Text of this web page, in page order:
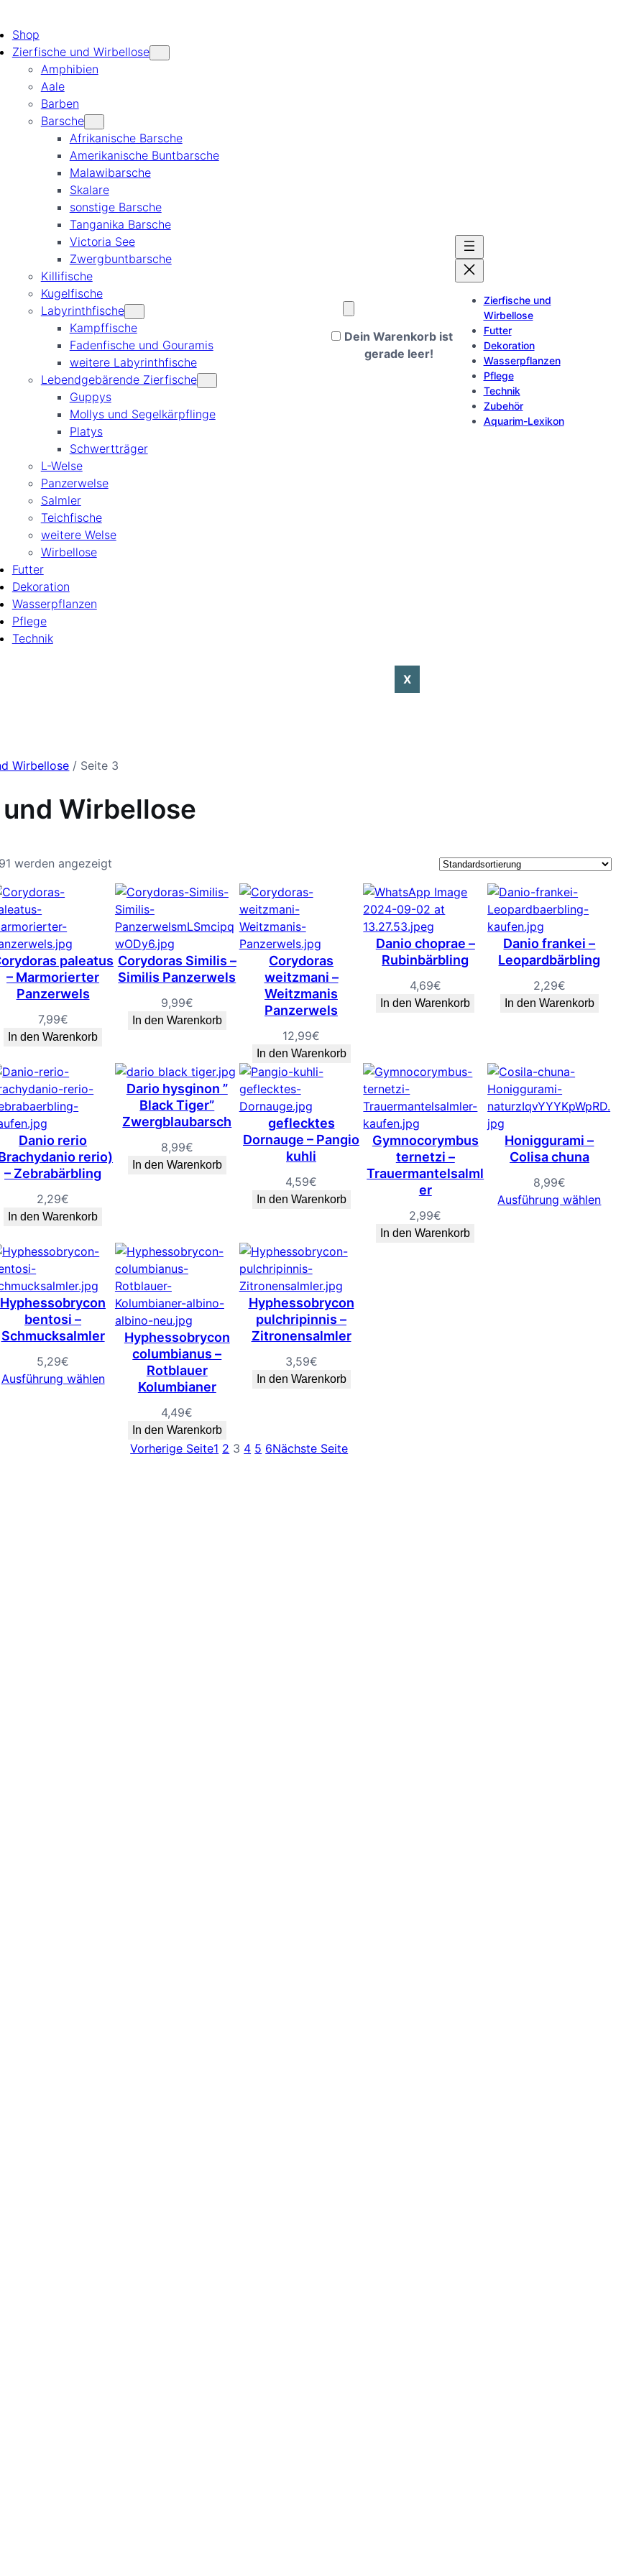
Shop
Zierfische und Wirbellose
Amphibien
Aale
Barben
Barsche
Afrikanische Barsche
Amerikanische Buntbarsche
Malawibarsche
Skalare
sonstige Barsche
Tanganika Barsche
Victoria See
Zwergbuntbarsche
Killifische
Kugelfische
Labyrinthfische
Kampffische
Fadenfische und Gouramis
weitere Labyrinthfische
Lebendgebärende Zierfische
Guppys
Mollys und Segelkärpflinge
Platys
Schwertträger
L-Welse
Panzerwelse
Salmler
Teichfische
weitere Welse
Wirbellose
Futter
Dekoration
Wasserpflanzen
Pflege
Technik
Dein Warenkorb ist
gerade leer!
Zierfische und
Wirbellose
Futter
Dekoration
Wasserpflanzen
Pflege
Technik
Zubehör
Aquarim-Lexikon
X
Wirbellose / Seite 3
Wirbellose
werden angezeigt
paleatus
– Marmorierter
Panzerwels
7,99€
In den Warenkorb
Corydoras Similis –
Similis Panzerwels
9,99€
In den Warenkorb
Corydoras
weitzmani –
Weitzmanis
Panzerwels
12,99€
In den Warenkorb
Danio choprae –
Rubinbärbling
4,69€
In den Warenkorb
Danio frankei –
Leopardbärbling
2,29€
In den Warenkorb
Danio rerio
rerio)
– Zebrabärbling
2,29€
In den Warenkorb
Dario hysginon ”
Black Tiger”
Zwergblaubarsch
8,99€
In den Warenkorb
geflecktes
Dornauge – Pangio
kuhli
4,59€
In den Warenkorb
Gymnocorymbus
ternetzi –
Trauermantelsalml
er
2,99€
In den Warenkorb
Honiggurami –
Colisa chuna
8,99€
Ausführung wählen
Hyphessobrycon
bentosi –
Schmucksalmler
5,29€
Ausführung wählen
Hyphessobrycon
columbianus –
Rotblauer
Kolumbianer
4,49€
In den Warenkorb
Hyphessobrycon
pulchripinnis –
Zitronensalmler
3,59€
In den Warenkorb
Vorherige Seite1 2 3 4 5 6Nächste Seite